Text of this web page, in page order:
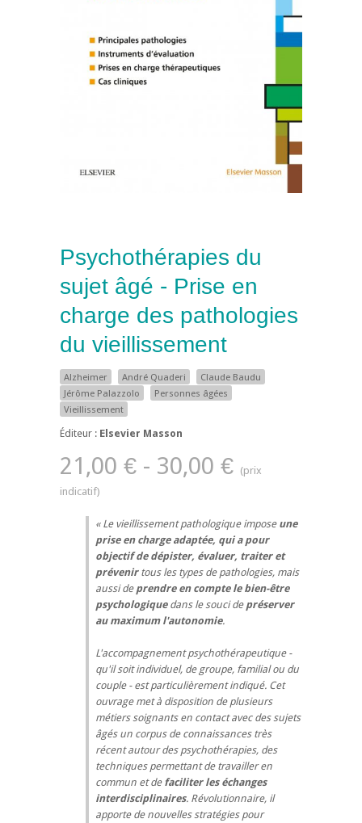
Psychothérapies du
sujet âgé - Prise en
charge des pathologies
du vieillissement
Alzheimer André Quaderi
Claude Baudu
Jérôme Palazzolo
Personnes âgées
Vieillissement
Éditeur : Elsevier Masson
21,00 € - 30,00 €
Le vieillissement pathologique impose une
prise en charge adaptée, qui a pour
objectif de dépister, évaluer, traiter et
prévenirtous les types de pathologies, mais
aussi de prendre en compte le bien-être
psychologiquedans le souci de préserver
au maximum l'autonomie.
L'accompagnement psychothérapeutique -
qu'il soit individuel, de groupe, familial ou du
couple - est particulièrement indiqué. Cet
ouvrage met à disposition de plusieurs
métiers soignants en contact avec des sujets
âgés un corpus de connaissances très
récent autour des psychothérapies, des
techniques permettant de travailler en
commun et de faciliter les échanges
interdisciplinaires. Révolutionnaire, il
apporte de nouvelles stratégies pour